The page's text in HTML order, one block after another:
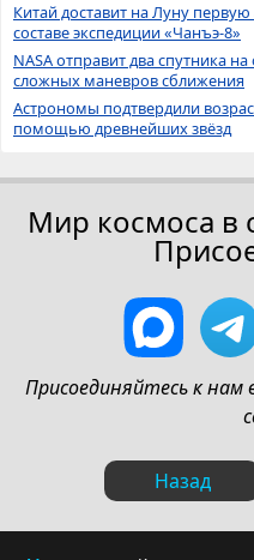
Китай доставит на Луну
составе экспедиции «Чанъэ-8»
NASA отправит два спутника
сложных маневров сближения
Астрономы подтвердили
помощью древнейших звёзд
Мир космоса в
Присоединяйтесь к нам
Назад